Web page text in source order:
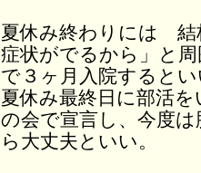
夏休み終わりには 結
症状がでるから」と
で３ヶ月入院すると
夏休み最終日に部活
の会で宣言し、今度
ら大丈夫といい。